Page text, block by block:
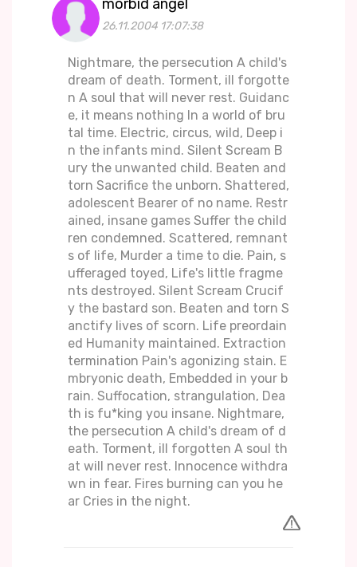
morbid angel
26.11.2004 17:07:38
Nightmare, the persecution A child's
dream of death. Torment, ill forgotte
n A soul that will never rest. Guidanc
e, it means nothing In a world of bru
tal time. Electric, circus, wild, Deep i
n the infants mind. Silent Scream B
ury the unwanted child. Beaten and
torn Sacrifice the unborn. Shattered,
adolescent Bearer of no name. Restr
ained, insane games Suffer the child
ren condemned. Scattered, remnant
s of life, Murder a time to die. Pain, s
ufferaged toyed, Life's little fragme
nts destroyed. Silent Scream Crucif
y the bastard son. Beaten and torn S
anctify lives of scorn. Life preordain
ed Humanity maintained. Extraction
termination Pain's agonizing stain. E
mbryonic death, Embedded in your b
rain. Suffocation, strangulation, Dea
th is fu*king you insane. Nightmare,
the persecution A child's dream of d
eath. Torment, ill forgotten A soul th
at will never rest. Innocence withdra
wn in fear. Fires burning can you he
ar Cries in the night.